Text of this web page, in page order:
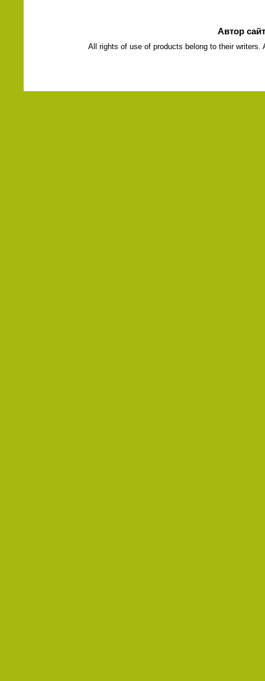
Автор
All rights of use of products belong to their